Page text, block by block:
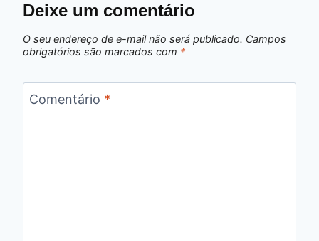
Deixe um comentário
O seu endereço de e-mail não será publicado. Campos
obrigatórios são marcados com *
Comentário *